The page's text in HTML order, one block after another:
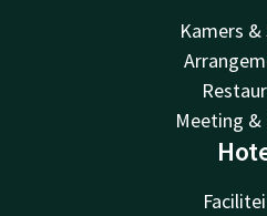
Kamers &
Meeting &